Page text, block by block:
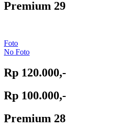
Premium 29
Foto
No Foto
Rp 120.000,-
Rp 100.000,-
Premium 28